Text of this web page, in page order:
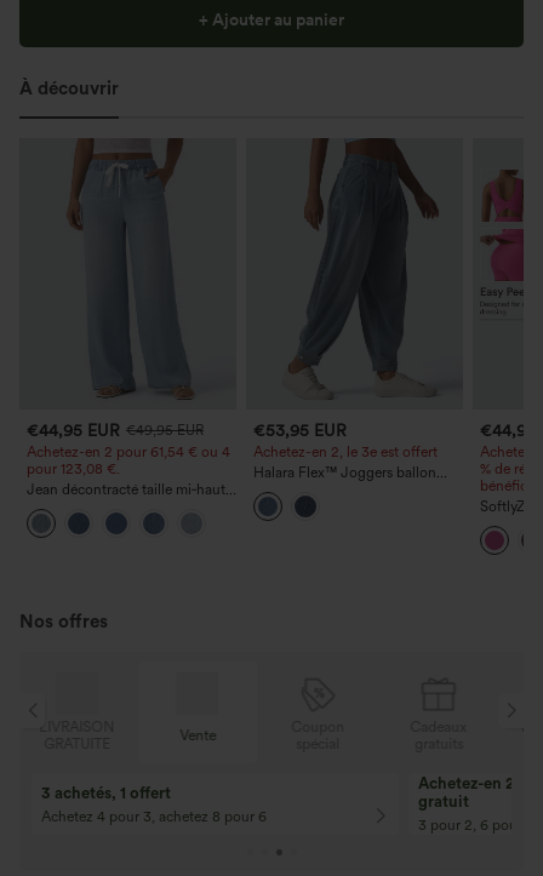
+ Ajouter au panier
À découvrir
€44,95 EUR €49,95 EUR
Achetez-en 2 pour 61,54 € ou 4
pour 123,08 €.
Jean décontracté taille mi‑haute,
à cordon de serrage, avec
poches
€53,95 EUR
Achetez-en 2, le 3e est offert
Halara Flex™ Joggers ballon
décontractés en jean, taille mi-
haute, avec poches
€44,95
Achetez-
% de
active
"Cool
Édition
Nos offres
Coupon
spécial
3 achetés, 1 offert
Achetez 4 pour 3, achetez 8 pour 6
Achetez-en 2,
gratuit
3 pour 2, 6 pour 4,